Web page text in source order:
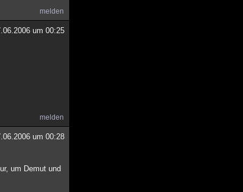
melden
um 00:25
melden
um 00:28
um Demut und